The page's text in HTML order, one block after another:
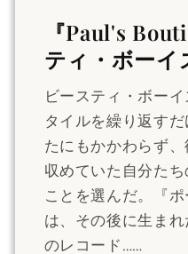
『Paul's
ティ・ボーイ
ビースティ・ボー
タイルを繰り返す
たにもかかわらず
収めていた自分た
ことを選んだ。『ポ
は、その後に生ま
のレコード……